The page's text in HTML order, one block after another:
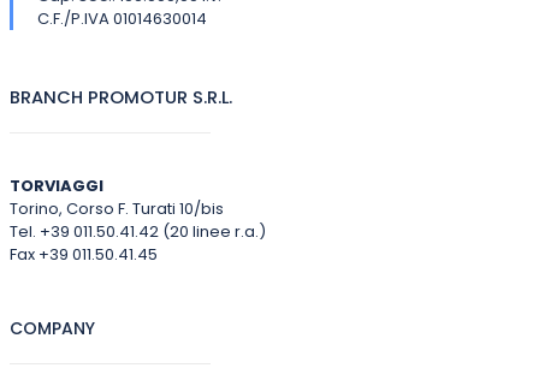
C.F./P.IVA 01014630014
BRANCH PROMOTUR S.R.L.
TORVIAGGI
Torino, Corso F. Turati 10/bis
Tel. +39 011.50.41.42 (20 linee r.a.)
Fax +39 011.50.41.45
COMPANY